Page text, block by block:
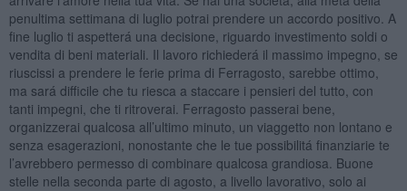
penultima settimana di luglio potrai prendere un accordo positivo. A
fine luglio ti aspetterá una decisione, riguardo investimento soldi o
vendita di beni materiali. Il lavoro richiederá il massimo impegno, se
riuscissi a prendere le ferie prima di Ferragosto, sarebbe ottimo,
ma sará difficile che tu riesca a staccare i pensieri del tutto, con
tanti impegni, che ti ritroverai. Ferragosto passerai bene,
organizzerai qualcosa all’ultimo minuto, un viaggetto non lontano e
senza esagerazioni, nonostante che le tue possibilitá finanziarie te
l’avrebbero permesso di combinare qualcosa grandiosa. Buone
stelle nella seconda parte di agosto, a livello lavorativo, solo ai